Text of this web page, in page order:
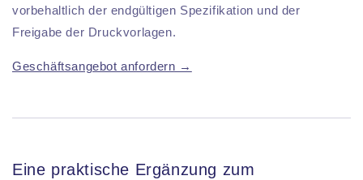
vorbehaltlich der endgültigen Spezifikation und der
Freigabe der Druckvorlagen.
Geschäftsangebot anfordern →
Eine praktische Ergänzung zum